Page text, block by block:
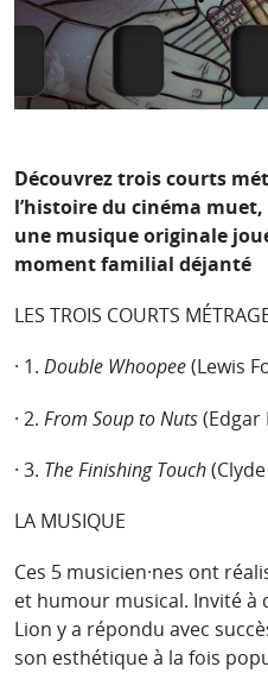
Découvrez trois courts
l’histoire du cinéma
une musique originale
moment familial déjanté
LES TROIS COURTS
· 1. Double Whoopee(Lewis
· 2. From Soup to Nuts(Edgar
· 3. The Finishing Touch
LA MUSIQUE
Ces 5 musicien·nes ont
et humour musical. Invité à
Lion y a répondu avec
son esthétique à la fois